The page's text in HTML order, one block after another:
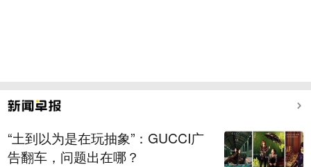
“土到以为是在玩抽象”：GUCCI广
告翻车，问题出在哪？